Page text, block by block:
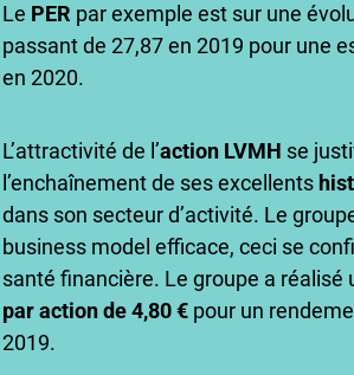
Le PER par exemple est sur une
passant de 27,87 en 2019 pour une
en 2020.
L’attractivité de l’action LVMH se
l’enchaînement de ses excellents
dans son secteur d’activité. Le
business model efficace, ceci se
santé financière. Le groupe a réalisé
par action de 4,80 € pour un
2019.